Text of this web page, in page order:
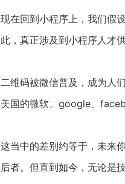
现在回到小程序上，我们假
此，真正涉及到小程序人才
二维码被微信普及，成为人
美国的微软、google、
这当中的差别约等于，未来
后者。但直到如今，无论是